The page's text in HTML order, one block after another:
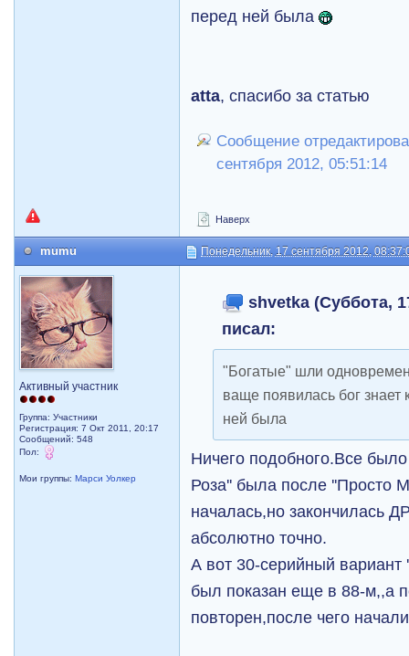
перед ней была
atta, спасибо за статью
Сообщение
сентября 2012, 05:51:14
Наверх
mumu Понедельник, 17 сентября 2012,
Активный участник
Группа: Участники
Регистрация: 7 Окт 2011, 20:17
Сообщений: 548
Пол:
Мои группы:Марси Уолкер
shvetka (Суббота,
писал:
"Богатые" шли
ваще появилась бог
ней была
Ничего подобного.Все
Роза'' была после ''Просто
началась,но закончилась
абсолютно точно.
А вот 30-серийный
был показан еще в 88-м,,а
повторен,после чего